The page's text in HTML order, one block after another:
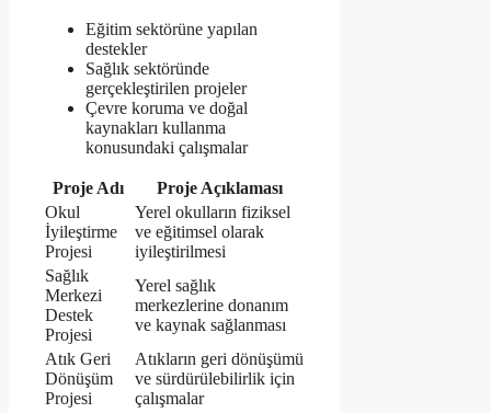
Eğitim sektörüne yapılan
destekler
Sağlık sektöründe
gerçekleştirilen projeler
Çevre koruma ve doğal
kaynakları kullanma
konusundaki çalışmalar
Proje Adı
Proje Açıklaması
Okul
İyileştirme
Projesi
Yerel okulların fiziksel
ve eğitimsel olarak
iyileştirilmesi
Sağlık
Merkezi
Destek
Projesi
Yerel sağlık
merkezlerine donanım
ve kaynak sağlanması
Atık Geri
Dönüşüm
Projesi
Atıkların geri dönüşümü
ve sürdürülebilirlik için
çalışmalar